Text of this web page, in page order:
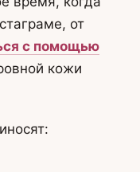
от
с помощью
кожи